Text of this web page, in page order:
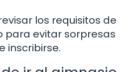
los requisitos de
para evitar sorpresas
inscribirse.